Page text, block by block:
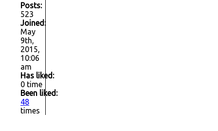
Posts:
523
Joined:
May
9th,
2015,
10:06
am
Has liked:
0 time
Been liked:
48
times